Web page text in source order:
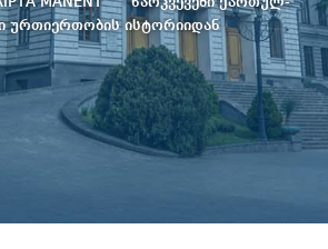
ურთიერთობის ისტორიიდან